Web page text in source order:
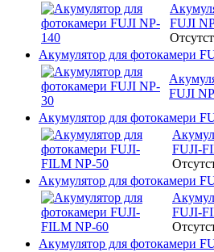
FUJI
Акумулятор для фотокамери
FUJI
Акумулятор для фотокамери
FUJI-
Акумулятор для фотокамери
FUJI-
Акумулятор для фотокамери